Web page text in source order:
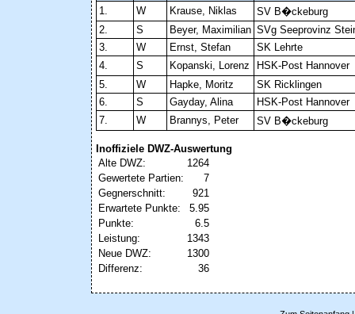
1.
W Krause, Niklas
SV B�ckeburg
2.
S Beyer, Maximilian SVg Seeprovinz
3.
W Ernst, Stefan
SK Lehrte
4.
S Kopanski, Lorenz
HSK-Post Hannover
5.
W Hapke, Moritz
SK Ricklingen
6.
S Gayday, Alina
HSK-Post Hannover
7.
W Brannys, Peter SV B�ckeburg
Inoffiziele DWZ-Auswertung
Alte DWZ:
1264
Gewertete Partien:
7
Gegnerschnitt:
921
Erwartete Punkte:
5.95
Punkte:
6.5
Leistung:
1343
Neue DWZ:
1300
Differenz:
36